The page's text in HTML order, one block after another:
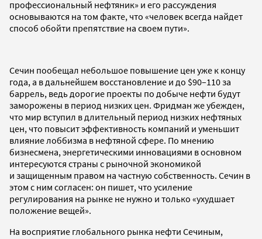
профессиональный нефтяник» и его рассуждения
основываются на том факте, что «человек всегда найдет
способ обойти препятствие на своем пути».
Сечин пообещал небольшое повышение цен уже к концу
года, а в дальнейшем восстановление и до $90–110 за
баррель, ведь дорогие проекты по добыче нефти будут
заморожены в период низких цен. Фридман же убежден,
что мир вступил в длительный период низких нефтяных
цен, что повысит эффективность компаний и уменьшит
влияние лоббизма в нефтяной сфере. По мнению
бизнесмена, энергетическими инновациями в основном
интересуются страны с рыночной экономикой
и защищенным правом на частную собственность. Сечин в
этом с ним согласен: он пишет, что усиление
регулирования на рынке не нужно и только «ухудшает
положение вещей».
На восприятие глобального рынка нефти Сечиным,